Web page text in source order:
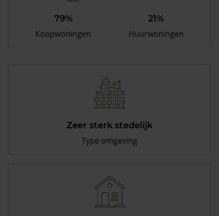
79%
Koopwoningen
21%
Huurwoningen
Zeer sterk stedelijk
Type omgeving